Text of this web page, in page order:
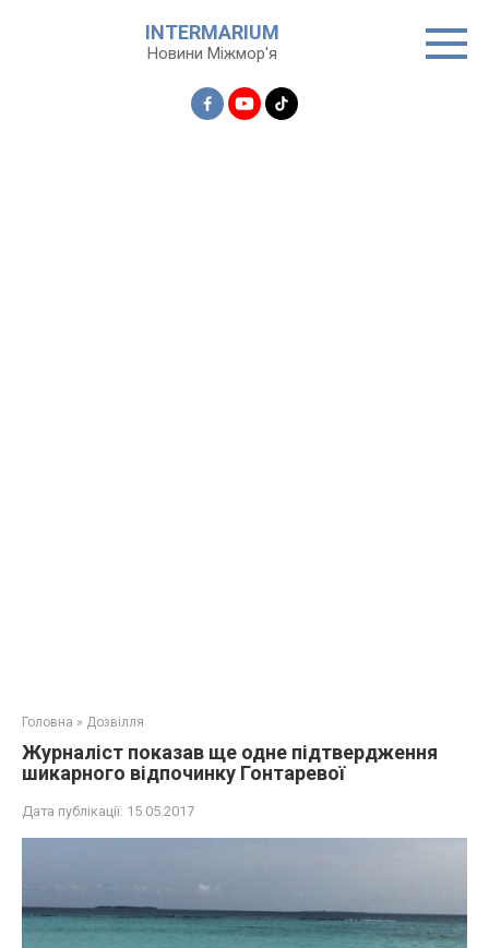
INTERMARIUM
Новини Міжмор'я
Головна » Дозвілля
Журналіст показав ще одне підтвердження
шикарного відпочинку Гонтаревої
Дата публікації: 15.05.2017